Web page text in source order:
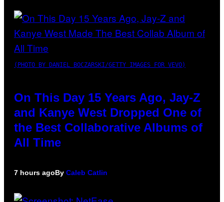
(PHOTO BY DANIEL BOCZARSKI/GETTY IMAGES FOR VEVO)
On This Day 15 Years Ago, Jay-Z
and Kanye West Dropped One of
the Best Collaborative Albums of
All Time
7 hours agoBy Caleb Catlin